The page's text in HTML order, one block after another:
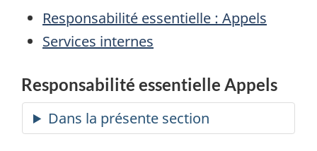
Responsabilité essentielle : Appels
Services internes
Responsabilité essentielle Appels